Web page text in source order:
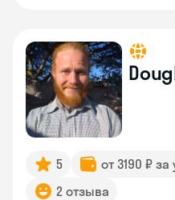
5 от 3190 ₽ за
2 отзыва